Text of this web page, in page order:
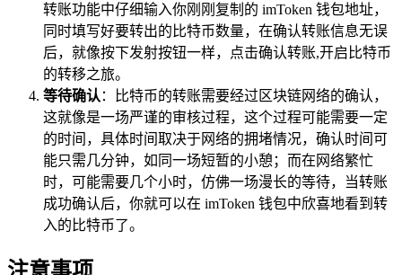
转账功能中仔细输入你刚刚复制的 imToken 钱包地址，
同时填写好要转出的比特币数量，在确认转账信息无误
后，就像按下发射按钮一样，点击确认转账,开启比特币
的转移之旅。
等待确认 ：比特币的转账需要经过区块链网络的确认，
这就像是一场严谨的审核过程，这个过程可能需要一定
的时间，具体时间取决于网络的拥堵情况，确认时间可
能只需几分钟，如同一场短暂的小憩；而在网络繁忙
时，可能需要几个小时，仿佛一场漫长的等待，当转账
成功确认后，你就可以在 imToken 钱包中欣喜地看到转
入的比特币了。
注意事项